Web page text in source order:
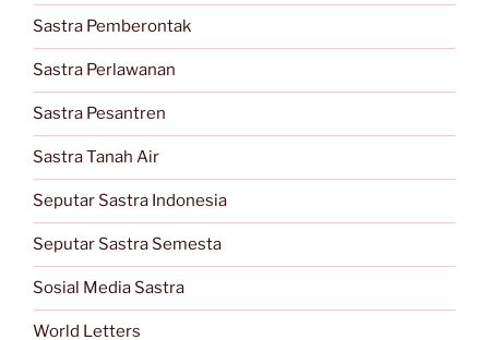
Sastra Pemberontak
Sastra Perlawanan
Sastra Pesantren
Sastra Tanah Air
Seputar Sastra Indonesia
Seputar Sastra Semesta
Sosial Media Sastra
World Letters